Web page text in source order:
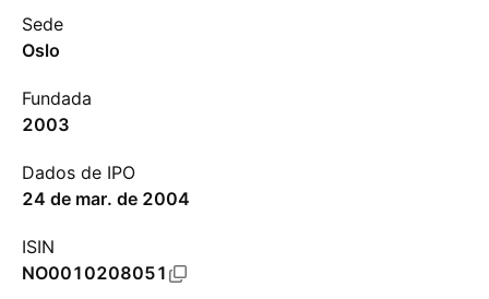
Sede
Oslo
Fundada
2003
Dados de IPO
24 de mar. de 2004
ISIN
NO0010208051